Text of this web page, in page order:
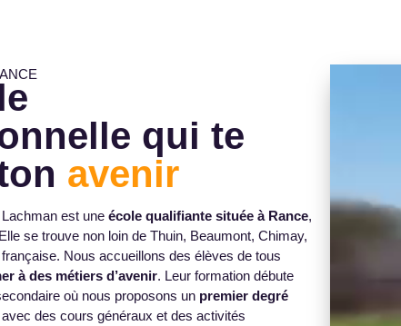
qui te
avenir
Lachman est une école qualifiante située à Rance,
se trouve non loin de Thuin, Beaumont, Chimay,
Nous accueillons des élèves de tous
à des métiers d’avenir. Leur formation débute
où nous proposons un premier degré
avec des cours généraux et des activités